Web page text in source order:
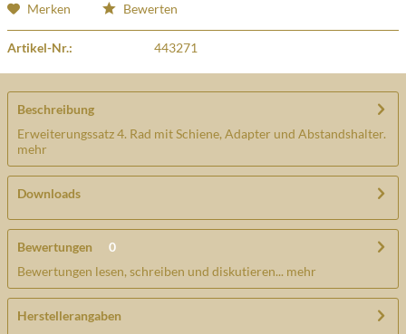
Merken Bewerten
Artikel-Nr.: 443271
Beschreibung
Erweiterungssatz 4. Rad mit Schiene, Adapter und Abstandshalter.
mehr
Downloads
Bewertungen
0
Bewertungen lesen, schreiben und diskutieren... mehr
Herstellerangaben